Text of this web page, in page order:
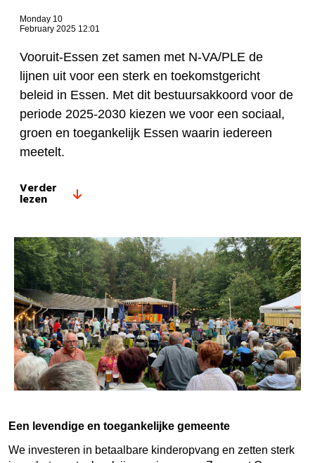
Monday 10
February 2025 12:01
Vooruit-Essen zet samen met N-VA/PLE de
lijnen uit voor een sterk en toekomstgericht
beleid in Essen. Met dit bestuursakkoord voor de
periode 2025-2030 kiezen we voor een sociaal,
groen en toegankelijk Essen waarin iedereen
meetelt.
Verder
lezen
Een levendige en toegankelijke gemeente
We investeren in betaalbare kinderopvang en zetten sterk